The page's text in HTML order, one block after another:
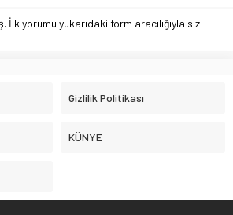
İlk yorumu yukarıdaki form aracılığıyla siz
Gizlilik Politikası
KÜNYE